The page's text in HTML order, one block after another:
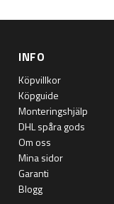
INFO
Köpvillkor
Köpguide
Monteringshjälp
DHL spåra gods
Om oss
Mina sidor
Garanti
Blogg